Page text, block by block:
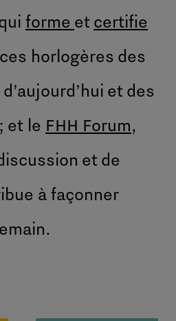
forme etcertifie
horlogères des
et des
et le FHH Forum,
et de
à façonner